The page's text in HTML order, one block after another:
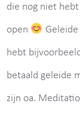
die nog niet
open
hebt
betaald geleide
zijn oa.